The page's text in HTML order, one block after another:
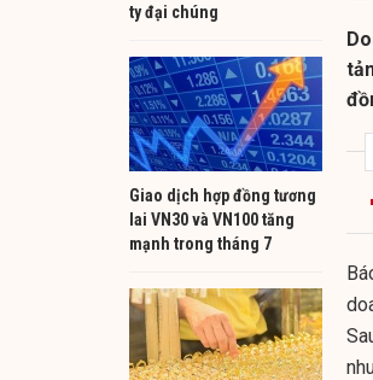
ty đại chúng
Giao dịch hợp đồng tương
lai VN30 và VN100 tăng
mạnh trong tháng 7